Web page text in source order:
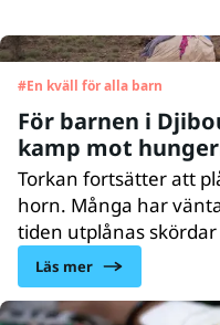
#En kväll för alla barn
För barnen i Djibouti är
kamp mot
Torkan fortsätter att
horn. Många har
tiden utplånas skördar
Flera miljoner barn
riskerar att dö. I
för att bromsa den
Läs mer